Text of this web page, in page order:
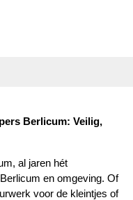
Berlicum: Veilig,
al jaren hét
en omgeving. Of
voor de kleintjes of